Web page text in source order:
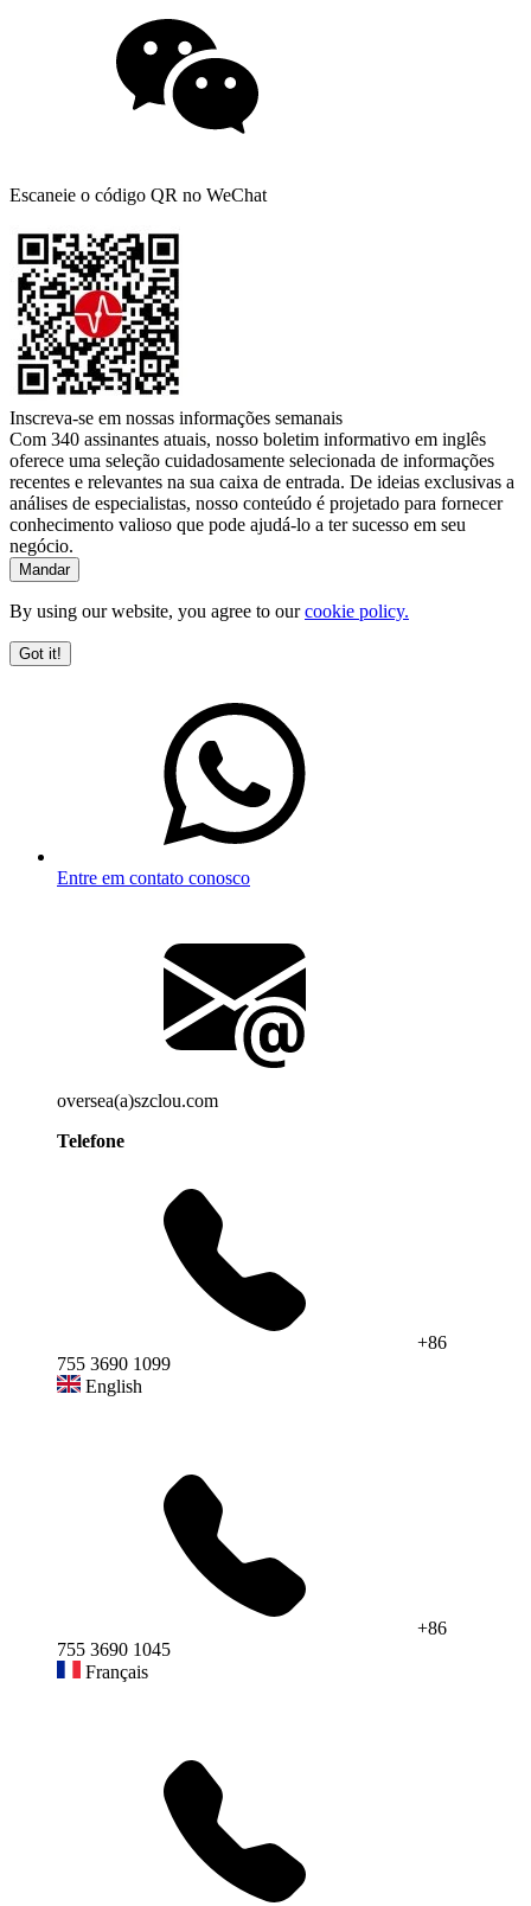
Escaneie o código QR no WeChat
Inscreva-se em nossas informações semanais
Com 340 assinantes atuais, nosso boletim informativo em inglês
oferece uma seleção cuidadosamente selecionada de informações
recentes e relevantes na sua caixa de entrada. De ideias exclusivas a
análises de especialistas, nosso conteúdo é projetado para fornecer
conhecimento valioso que pode ajudá-lo a ter sucesso em seu
negócio.
By using our website, you agree to ourcookie policy.
Got it!
Entre em contato conosco
oversea(a)szclou.com
Telefone
+86
755 3690 1099
English
+86
755 3690 1045
Français